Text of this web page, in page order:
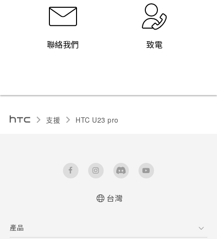
聯絡我們 致電
支援 HTC U23 pro‎
台灣
產品